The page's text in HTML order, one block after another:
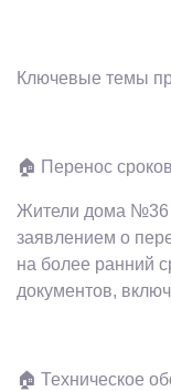
Ключевые темы
🏠 Перенос
Жители дома №36
заявлением о
на более ранний
документов,
🏠 Техническое